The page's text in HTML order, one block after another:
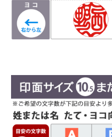
専用ワックスで一本一本を丁寧
の和やかな美しい木目と茶褐色
まさに古代の生命に直接触れて
風格、強度、捺印性、全てに優
感は、お使いになるお客様の運
Ｄ篆書体 （てんしょたい
す。厳粛で、
す。紙幣に捺
行う文字数や
は異なり「上
合」がありま
欄にお書き添